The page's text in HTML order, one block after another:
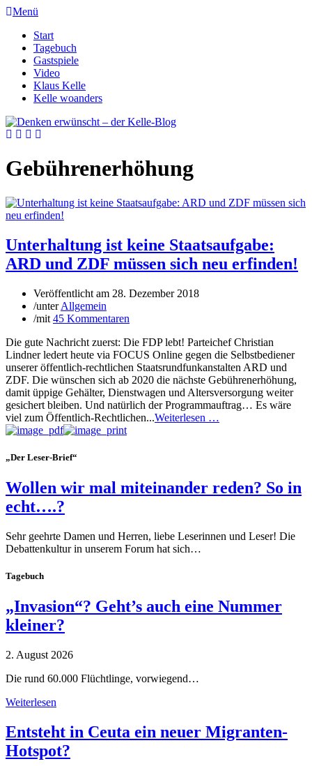
Menü
Start
Tagebuch
Gastspiele
Video
Klaus Kelle
Kelle woanders
Gebührenerhöhung
Unterhaltung ist keine Staatsaufgabe:
ARD und ZDF müssen sich neu erfinden!
Veröffentlicht am 28. Dezember 2018
/unterAllgemein
/mit 45 Kommentaren
Die gute Nachricht zuerst: Die FDP lebt! Parteichef Christian
Lindner ledert heute via FOCUS Online gegen die Selbstbediener
unserer öffentlich-rechtlichen Staatsrundfunkanstalten ARD und
ZDF. Die wünschen sich ab 2020 die nächste Gebührenerhöhung,
damit üppige Gehälter, Dienstwagen und Altersversorgung weiter
gesichert bleiben. Und natürlich der Programmauftrag… Es wäre
viel zum Öffentlich-Rechtlichen...Weiterlesen …
„Der Leser-Brief“
Wollen wir mal miteinander reden? So in
echt….?
Sehr geehrte Damen und Herren, liebe Leserinnen und Leser! Die
Debattenkultur in unserem Forum hat sich…
Tagebuch
„Invasion“? Geht’s auch eine Nummer
kleiner?
2. August 2026
Die rund 60.000 Flüchtlinge, vorwiegend…
Weiterlesen
Entsteht in Ceuta ein neuer Migranten-
Hotspot?